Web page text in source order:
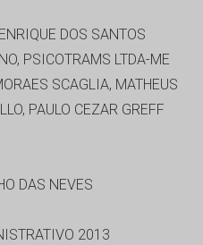
DOS SANTOS
PSICOTRAMS LTDA-ME
SCAGLIA, MATHEUS
PAULO CEZAR GREFF
DAS NEVES
2013